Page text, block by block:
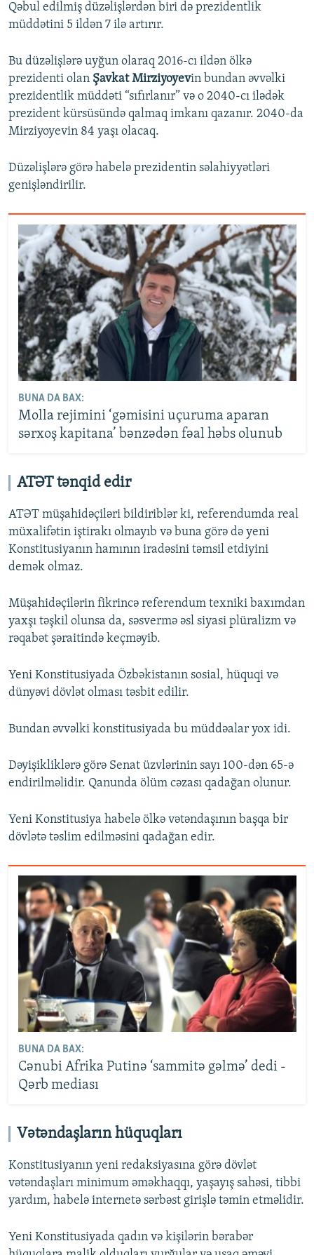
Qəbul edilmiş düzəlişlərdən biri də prezidentlik
müddətini 5 ildən 7 ilə artırır.
Bu düzəlişlərə uyğun olaraq 2016-cı ildən ölkə
prezidenti olan Şavkat Mirziyoyevin bundan əvvəlki
prezidentlik müddəti “sıfırlanır” və o 2040-cı ilədək
prezident kürsüsündə qalmaq imkanı qazanır. 2040-da
Mirziyoyevin 84 yaşı olacaq.
Düzəlişlərə görə habelə prezidentin səlahiyyətləri
genişləndirilir.
BUNA DA BAX:
Molla rejimini ‘gəmisini uçuruma aparan
sərxoş kapitana’ bənzədən fəal həbs olunub
ATƏT tənqid edir
ATƏT müşahidəçiləri bildiriblər ki, referendumda real
müxalifətin iştirakı olmayıb və buna görə də yeni
Konstitusiyanın hamının iradəsini təmsil etdiyini
demək olmaz.
Müşahidəçilərin fikrincə referendum texniki baxımdan
yaxşı təşkil olunsa da, səsvermə əsl siyasi plüralizm və
rəqabət şəraitində keçməyib.
Yeni Konstitusiyada Özbəkistanın sosial, hüquqi və
dünyəvi dövlət olması təsbit edilir.
Bundan əvvəlki konstitusiyada bu müddəalar yox idi.
Dəyişikliklərə görə Senat üzvlərinin sayı 100-dən 65-ə
endirilməlidir. Qanunda ölüm cəzası qadağan olunur.
Yeni Konstitusiya habelə ölkə vətəndaşının başqa bir
dövlətə təslim edilməsini qadağan edir.
BUNA DA BAX:
Cənubi Afrika Putinə ‘sammitə gəlmə’ dedi -
Qərb mediası
Vətəndaşların hüquqları
Konstitusiyanın yeni redaksiyasına görə dövlət
vətəndaşları minimum əməkhaqqı, yaşayış sahəsi, tibbi
yardım, habelə internetə sərbəst girişlə təmin etməlidir.
Yeni Konstitusiyada qadın və kişilərin bərabər